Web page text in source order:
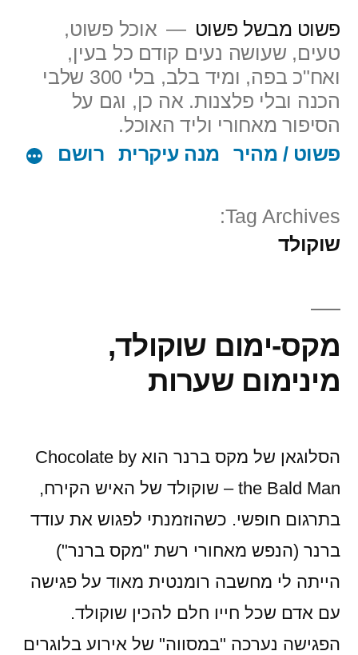
לתוכן
פשוט מבשל פשוט
אוכל פשוט,
טעים, שעושה נעים קודם כל בעין,
ואח"כ בפה, ומיד בלב, בלי 300 שלבי
הכנה ובלי פלצנות. אה כן, וגם על
הסיפור מאחורי וליד האוכל.
פשוט / מהיר
מנה עיקרית רושם
Tag Archives:
שוקולד
מקס-ימום שוקולד,
מינימום שערות
הסלוגאן של מקס ברנר הוא Chocolate by
the Bald Man – שוקולד של האיש הקירח,
בתרגום חופשי. כשהוזמנתי לפגוש את עודד
ברנר (הנפש מאחורי רשת "מקס ברנר")
הייתה לי מחשבה רומנטית מאוד על פגישה
עם אדם שכל חייו חלם להכין שוקולד.
הפגישה נערכה "במסווה" של אירוע בלוגרים